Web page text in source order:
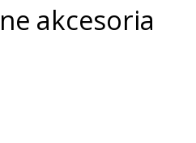
akcesoria